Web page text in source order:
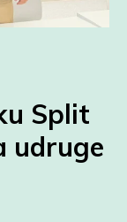
Split
udruge